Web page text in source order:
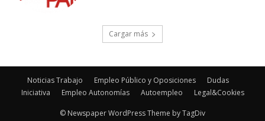
Cargar más
Noticias Trabajo Empleo Público y Oposiciones
Dudas
Iniciativa
Empleo Autonomías Autoempleo Legal&Cookies
© Newspaper WordPress Theme by TagDiv